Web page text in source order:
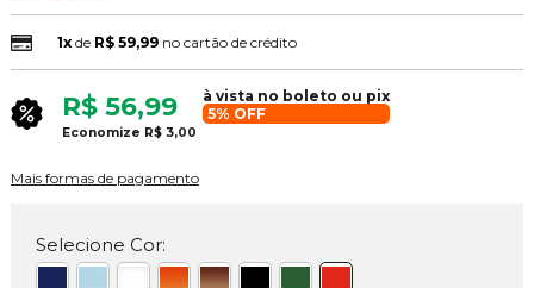
1xde R$ 59,99 no cartão de crédito
R$ 56,99
à vista no boleto ou pix
5% OFF
Economize R$ 3,00
Mais formas de pagamento
Selecione Cor: